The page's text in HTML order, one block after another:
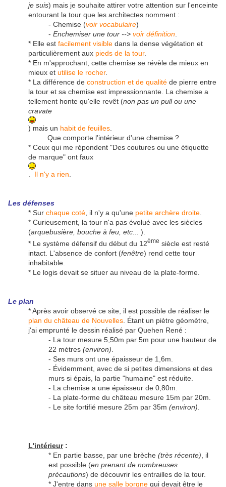
je suis) mais je souhaite attirer votre attention sur l'enceinte
entourant la tour que les architectes nomment :
- Chemise (voir vocabulaire)
- Enchemiser une tour --> voir définition
* Elle est facilement visible dans la dense végétation et
particulièrement aux pieds de la tour.
* En m'approchant, cette chemise se révèle de mieux en
mieux et utilise le rocher.
* La différence de construction et de qualité de pierre entre
la tour et sa chemise est impressionnante. La chemise a
tellement honte qu'elle revêt (non pas un pull ou une
cravate
) mais un habit de feuilles
Que comporte l'intérieur d'une chemise ?
* Ceux qui me répondent "Des coutures ou une étiquette
de marque" ont faux
Il n'y a rien
Les défenses
* Sur chaque coté , il n'y a qu'une petite archère droite
* Curieusement, la tour n'a pas évolué avec les siècles
(arquebusière, bouche à feu, etc...
).
* Le système défensif du début du 12ème siècle est resté
intact. L'absence de confort (fenêtre) rend cette tour
inhabitable.
* Le logis devait se situer au niveau de la plate-forme.
Le plan
* Après avoir observé ce site, il est possible de réaliser le
plan du château de Nouvelles . Étant un piètre géomètre,
j'ai emprunté le dessin réalisé par Quehen René :
- La tour mesure 5,50m par 5m pour une hauteur de
22 mètres (environ)
- Ses murs ont une épaisseur de 1,6m.
- Évidemment, avec de si petites dimensions et des
murs si épais, la partie "humaine" est réduite.
- La chemise a une épaisseur de 0,80m.
- La plate-forme du château mesure 15m par 20m.
- Le site fortifié mesure 25m par 35m (environ)
L'intérieur:
* En partie basse, par une brèche (très récente) , il
est possible (en prenant de nombreuses
précautions) de découvrir les entrailles de la tour.
* J'entre dans une salle borgne qui devait être le